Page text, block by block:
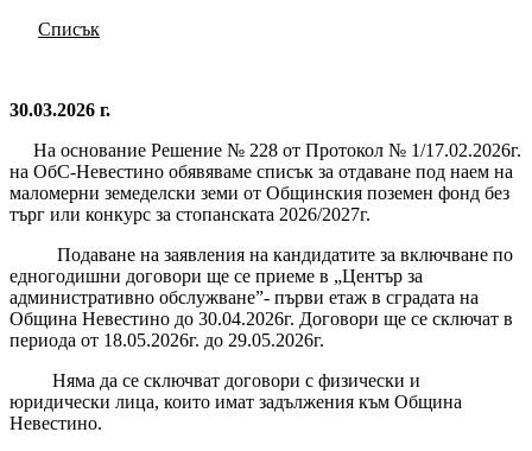
Списък
30.03.2026 г.
На основание Решение № 228 от Протокол № 1/17.02.2026г.
на ОбС-Невестино обявяваме списък за отдаване под наем на
маломерни земеделски земи от Общинския поземен фонд без
търг или конкурс за стопанската 2026/2027г.
Подаване на заявления на кандидатите за включване по
едногодишни договори ще се приеме в „Център за
административно обслужване”- първи етаж в сградата на
Община Невестино до 30.04.2026г. Договори ще се сключат в
периода от 18.05.2026г. до 29.05.2026г.
Няма да се сключват договори с физически и
юридически лица, които имат задължения към Община
Невестино.